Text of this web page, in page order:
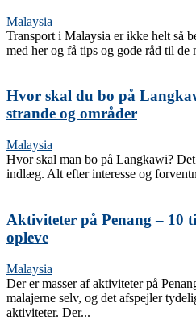
Malaysia
Transport i Malaysia er ikke helt så
med her og få tips og gode råd til de
Hvor skal du bo på
strande og områder
Malaysia
Hvor skal man bo på Langkawi?
indlæg. Alt efter interesse og
Aktiviteter på Penang – 10
opleve
Malaysia
Der er masser af aktiviteter på
malajerne selv, og det afspejler
aktiviteter. Der...